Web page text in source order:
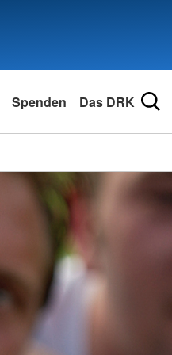
Spenden Das DRK